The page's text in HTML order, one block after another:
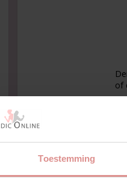
Toestemming
of